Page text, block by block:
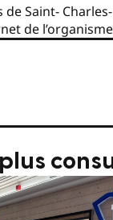
Saint-
de